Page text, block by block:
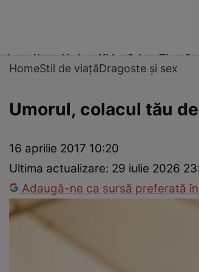
Actualitate Vedete Video Prime Time
Dragoste și SexEvenimente
HomeStil de viațăDragoste și sex
Umorul, colacul tău
16 aprilie 2017 10:20
Ultima actualizare: 29 iulie 2026
Adaugă-ne ca sursă preferată